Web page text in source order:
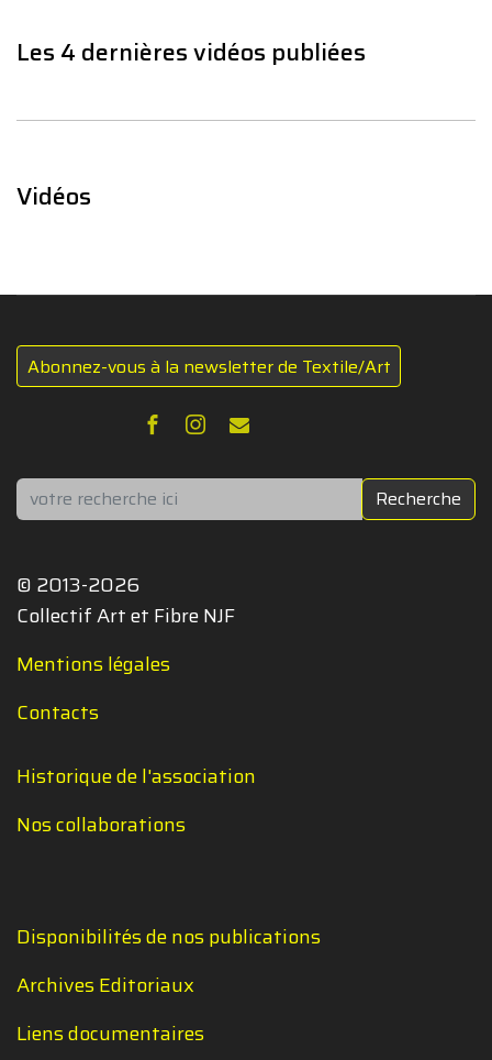
Les 4 dernières vidéos publiées
Vidéos
Abonnez-vous à la newsletter de Textile/Art
Rechercher Recherche
© 2013-2026
Collectif Art et Fibre NJF
Mentions légales
Contacts
Historique de l'association
Nos collaborations
Disponibilités de nos publications
Archives Editoriaux
Liens documentaires